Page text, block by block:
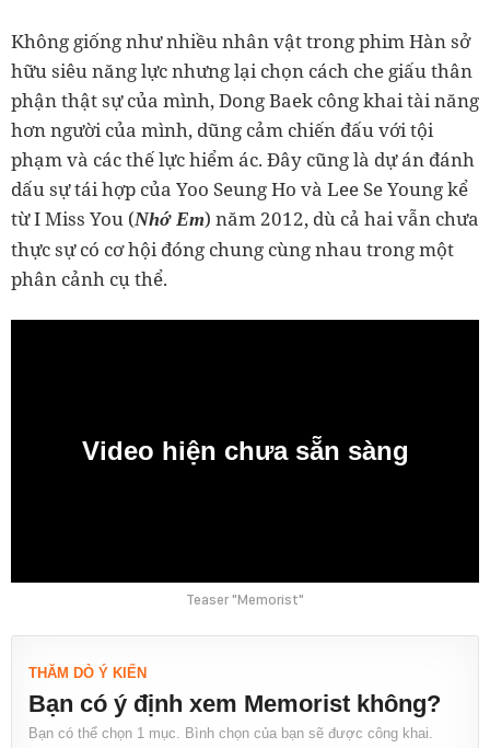
Không giống như nhiều nhân vật trong phim Hàn sở
hữu siêu năng lực nhưng lại chọn cách che giấu thân
phận thật sự của mình, Dong Baek công khai tài năng
hơn người của mình, dũng cảm chiến đấu với tội
phạm và các thế lực hiểm ác. Đây cũng là dự án đánh
dấu sự tái hợp của Yoo Seung Ho và Lee Se Young kể
từ I Miss You (Nhớ Em) năm 2012, dù cả hai vẫn chưa
thực sự có cơ hội đóng chung cùng nhau trong một
phân cảnh cụ thể.
Video hiện chưa sẵn sàng
Teaser "Memorist"
THĂM DÒ Ý KIẾN
Bạn có ý định xem Memorist không?
Bạn có thể chọn 1 mục. Bình chọn của bạn sẽ được công khai.